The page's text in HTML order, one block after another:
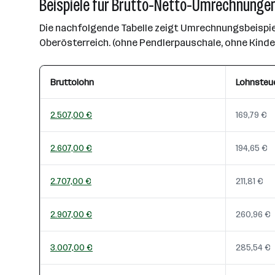
Beispiele für Brutto-Netto-
Die nachfolgende Tabelle zeigt
Oberösterreich. (ohne Pendlerpauschale, ohne
Bruttolohn
2.507,00 € 169,79 €
2.607,00 € 194,65 €
2.707,00 € 211,81 €
2.907,00 € 260,96 €
3.007,00 € 285,54 €